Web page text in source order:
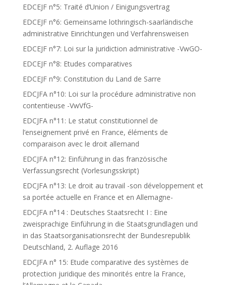
EDCEJF n°5: Traité d’Union / Einigungsvertrag
EDCEJF n°6: Gemeinsame lothringisch-saarländische
administrative Einrichtungen und Verfahrensweisen
EDCEJF n°7: Loi sur la juridiction administrative -VwGO-
EDCEJF n°8: Etudes comparatives
EDCEJF n°9: Constitution du Land de Sarre
EDCJFA n°10: Loi sur la procédure administrative non
contentieuse -VwVfG-
EDCJFA n°11: Le statut constitutionnel de
l’enseignement privé en France, éléments de
comparaison avec le droit allemand
EDCJFA n°12: Einführung in das französische
Verfassungsrecht (Vorlesungsskript)
EDCJFA n°13: Le droit au travail -son développement et
sa portée actuelle en France et en Allemagne-
EDCJFA n°14 : Deutsches Staatsrecht I : Eine
zweisprachige Einführung in die Staatsgrundlagen und
in das Staatsorganisationsrecht der Bundesrepublik
Deutschland, 2. Auflage 2016
EDCJFA n° 15: Etude comparative des systèmes de
protection juridique des minorités entre la France,